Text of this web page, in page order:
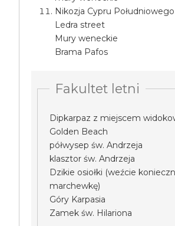
Nikozja Cypru Południowego
Ledra street
Mury weneckie
Brama Pafos
Fakultet letni
Dipkarpaz z miejscem
Golden Beach
półwysep św. Andrzeja
klasztor św. Andrzeja
Dzikie osiołki (weźcie
marchewkę)
Góry Karpasia
Zamek św. Hilariona